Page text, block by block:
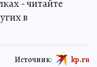
- читайте
в
Источник: kp.ru